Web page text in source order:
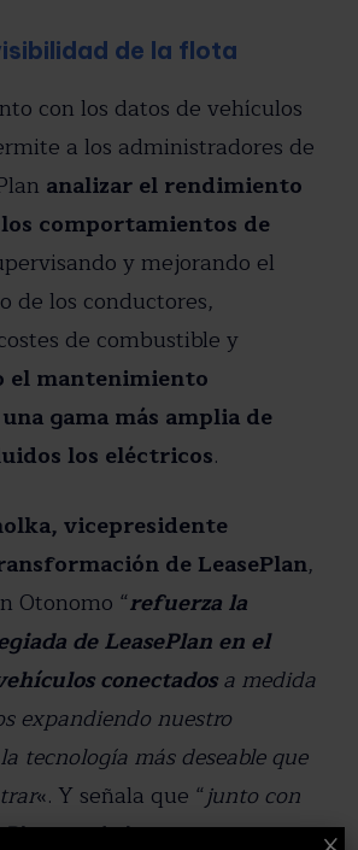
de la flota
con los datos de vehículos
a los administradores de
analizar el rendimiento
comportamientos de
y mejorando el
de los conductores,
de combustible y
el mantenimiento
gama más amplia de
los eléctricos.
vicepresidente
de LeasePlan,
Otonomo “refuerza la
de LeasePlan en el
conectadosa medida
expandiendo nuestro
tecnología más deseable que
«. Y señala que “junto con
puede hacer crecer